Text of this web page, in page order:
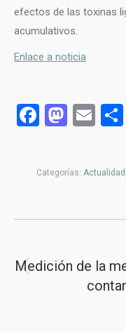
efectos de las toxinas
acumulativos.
Enlace a noticia
Facebook
Categorías: Actualidad
entre
Medición de la